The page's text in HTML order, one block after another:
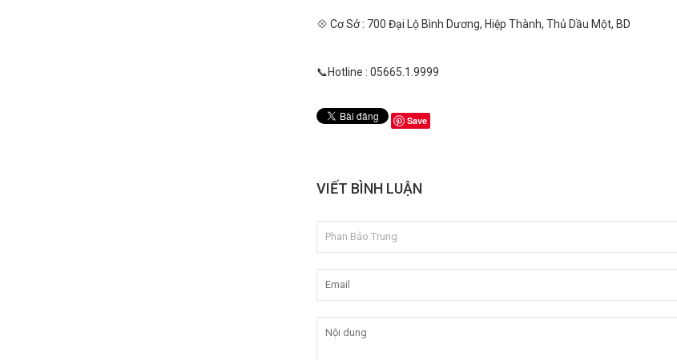
💠 Cơ Sở : 700 Đại Lộ Bình Dương, Hiệp Thành, Thủ Dầu Một, BD
📞Hotline : 05665.1.9999
Save
VIẾT BÌNH LUẬN